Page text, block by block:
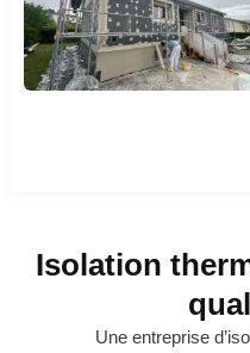
Isolation
Une entreprise